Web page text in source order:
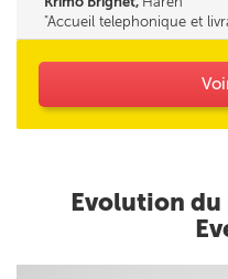
Accueil telephonique et
Evolution du